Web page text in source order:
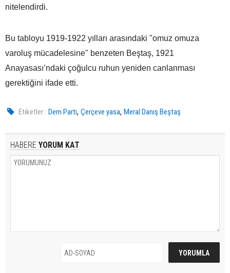
nitelendirdi.
Bu tabloyu 1919-1922 yılları arasındaki "omuz omuza
varoluş mücadelesine" benzeten Beştaş, 1921
Anayasası’ndaki çoğulcu ruhun yeniden canlanması
gerektiğini ifade etti.
Etiketler : Dem Parti,Çerçeve yasa,Meral Danış Beştaş
HABERE YORUM KAT